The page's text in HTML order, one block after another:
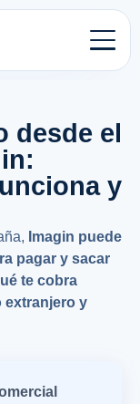
desde el
y
Imagin puede
pagar y sacar
te cobra
extranjero y